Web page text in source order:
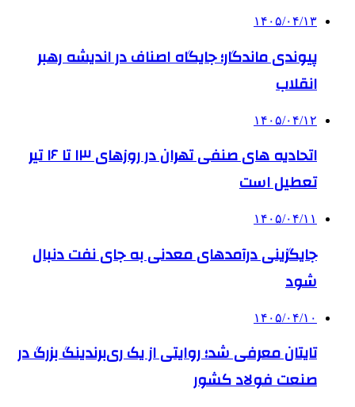
۱۴۰۵/۰۴/۱۳
پیوندی ماندگار؛ جایگاه اصناف در اندیشه رهبر
انقلاب
۱۴۰۵/۰۴/۱۲
اتحادیه های صنفی تهران در روزهای ۱۳ تا ۱۶ تیر
تعطیل است
۱۴۰۵/۰۴/۱۱
جایگزینی درآمدهای معدنی به جای نفت دنبال
شود
۱۴۰۵/۰۴/۱۰
تایتان معرفی شد؛ روایتی از یک ری‌برندینگ بزرگ در
صنعت فولاد کشور